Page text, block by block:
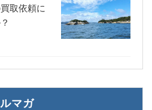
取依頼に
マガ